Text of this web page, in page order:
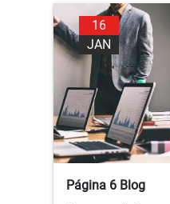
16
JAN
Página 6 Blog